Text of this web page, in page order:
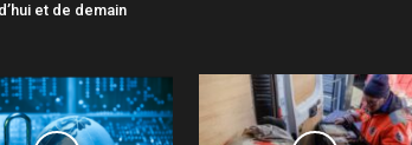
et de demain